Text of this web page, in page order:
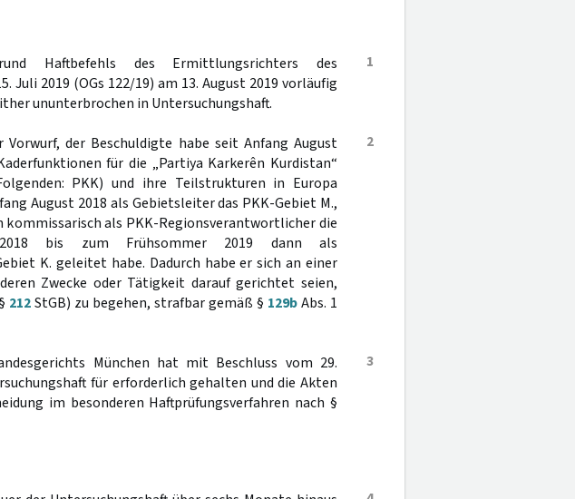
1
Haftbefehls des Ermittlungsrichters des
Juli 2019 (OGs 122/19) am 13. August 2019 vorläufig
ununterbrochen in Untersuchungshaft.
2
Vorwurf, der Beschuldigte habe seit Anfang August
für die „Partiya Karkerên Kurdistan“
PKK) und ihre Teilstrukturen in Europa
August 2018 als Gebietsleiter das PKK-Gebiet M.,
kommissarisch als PKK-Regionsverantwortlicher die
bis zum Frühsommer 2019 dann als
K. geleitet habe. Dadurch habe er sich an einer
Zwecke oder Tätigkeit darauf gerichtet seien,
212StGB) zu begehen, strafbar gemäß § 129bAbs. 1
3
München hat mit Beschluss vom 29.
für erforderlich gehalten und die Akten
im besonderen Haftprüfungsverfahren nach §